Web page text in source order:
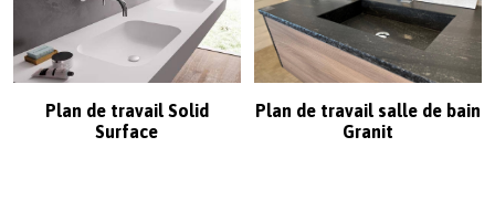
Plan de travail Solid
Surface
Plan de travail salle de bain
Granit